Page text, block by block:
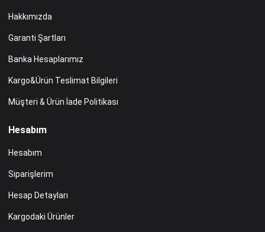
Hakkımızda
Garanti Şartları
Banka Hesaplarımız
Kargo&Ürün Teslimat Bilgileri
Müşteri & Ürün İade Politikası
Hesabım
Hesabım
Siparişlerim
Hesap Detayları
Kargodaki Ürünler